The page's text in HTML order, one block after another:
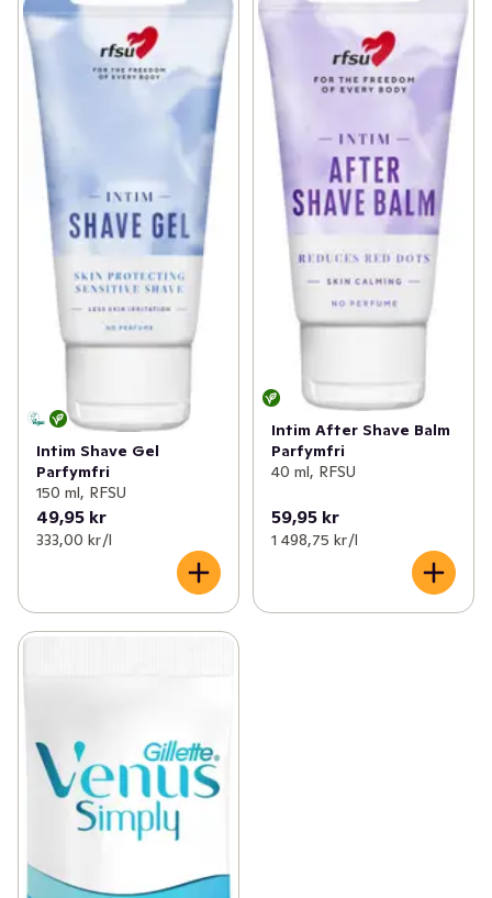
Intim Shave Gel
Parfymfri
150 ml, RFSU
49,95 kr
333,00 kr /l
Intim After Shave Balm
Parfymfri
40 ml, RFSU
59,95 kr
1 498,75 kr /l